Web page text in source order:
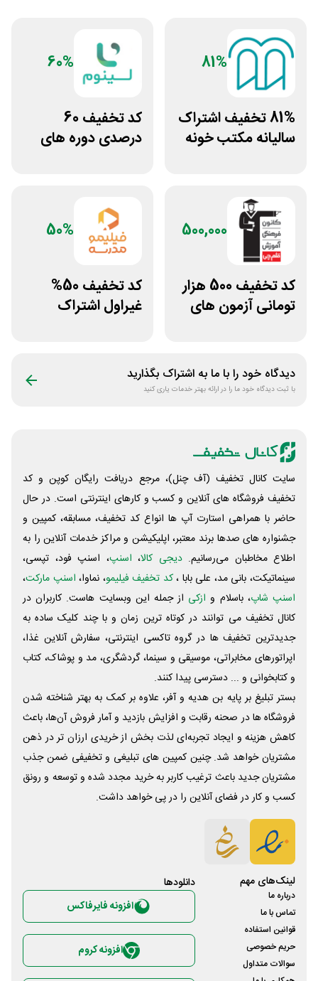
81%
81% تخفیف اشتراک
سالیانه مکتب خونه
60%
کد تخفیف 60
درصدی دوره های
500,000
کد تخفیف 500 هزار
تومانی آزمون های
50%
کد تخفیف 50%
غیراول اشتراک
دیدگاه خود را با ما به اشتراک بگذارید
با ثبت دیدگاه خود ما را در ارائه بهتر خدمات یاری کنید
سایت کانال تخفیف (آف چنل)، مرجع دریافت رایگان کوپن و کد
تخفیف فروشگاه های آنلاین و کسب و‌ کارهای اینترنتی است. در حال
حاضر با همراهی استارت آپ ها انواع کد تخفیف، مسابقه، کمپین و
جشنواره های صدها برند معتبر، اپلیکیشن و مراکز خدمات آنلاین را به
اطلاع مخاطبان می‌رسانیم. دیجی کالا، اسنپ، اسنپ فود، تپسی،
سینماتیکت، بانی مد، علی‌ بابا ،کد تخفیف فیلیمو، نماوا، اسنپ مارکت،
اسنپ شاپ، باسلام و ازکی از جمله این وبسایت ‌هاست. کاربران در
کانال تخفیف می توانند در کوتاه ترین زمان و با چند کلیک ساده به
جدیدترین تخفیف ها در گروه تاکسی اینترنتی، سفارش آنلاین غذا،
اپراتورهای مخابراتی، موسیقی و سینما، گردشگری، مد و پوشاک، کتاب
و کتابخوانی و ... دسترسی پیدا کنند.
بستر تبلیغ بر پایه بن هدیه و آفر، علاوه بر کمک به بهتر شناخته شدن
فروشگاه ها در صحنه رقابت و افزایش بازدید و آمار فروش آن‌ها، باعث
کاهش هزینه و ایجاد تجربه‌ای لذت بخش از خریدی ارزان تر در ذهن
مشتریان خواهد شد. چنین کمپین های تبلیغی و تخفیفی ضمن جذب
مشتریان جدید باعث ترغیب کاربر به خرید مجدد شده و توسعه و رونق
کسب و کار در فضای آنلاین را در پی خواهد داشت.
لینک‌های مهم
درباره ما
تماس با ما
قوانین استفاده
حریم خصوصی
سوالات متداول
دانلود‌ها
افزونه فایرفاکس
افزونه کروم